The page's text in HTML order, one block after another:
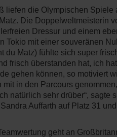
liefen die Olympischen Spiele
Die Doppelweltmeisterin
Dressur und einem
Tokio mit einer souveränen
du Matz) fühlte sich super
frisch überstanden hat, ich
gehen können, so motiviert
mit in den Parcours
natürlich sehr drüber“, sagte
Auffarth auf Platz 31
geht an